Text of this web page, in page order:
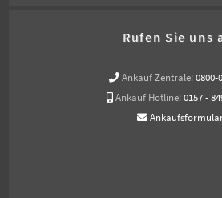
Rufen Sie uns
Ankauf Zentrale: 0800-
Ankauf Hotline: 0157 -